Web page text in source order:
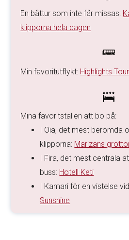
En båttur som inte får missas:
klipporna hela dagen
Min favoritutflykt: Highlights Tour
Mina favoritställen att bo på:
I Oia, det mest berömda
klipporna: Marizans
I Fira, det mest centrala
buss: Hotell Keti
I Kamari för en vistelse
Sunshine